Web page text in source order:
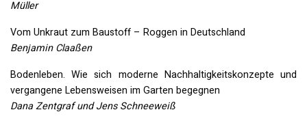
Müller
Vom Unkraut zum Baustoff – Roggen in Deutschland
Benjamin Claaßen
Bodenleben. Wie sich moderne Nachhaltigkeitskonzepte und
vergangene Lebensweisen im Garten begegnen
Dana Zentgraf und Jens Schneeweiß